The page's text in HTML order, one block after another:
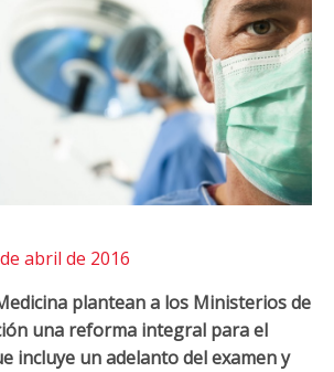
abril de 2016
plantean a los Ministerios de
una reforma integral para el
incluye un adelanto del examen y